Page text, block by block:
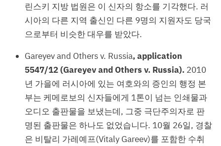
린스키 지방 법원은 이 신자의 항소를 기각했다. 러
시아의 다른 지역 출신인 다른 9명의 지원자도 당국
으로부터 비슷한 대우를 받았다.
Gareyev and Others v. Russia, application
5547/12 (Gareyev and Others v. Russia). 2010
년 가을에 러시아에 있는 여호와의 증인의 행정 본
부는 케메로보의 신자들에게 1톤이 넘는 인쇄물과
오디오 출판물을 보냈는데, 그중 극단주의자로 판
명된 출판물은 하나도 없었습니다. 10월 26일, 경찰
은 비탈리 가레예프(Vitaly Gareev)를 포함한 수취